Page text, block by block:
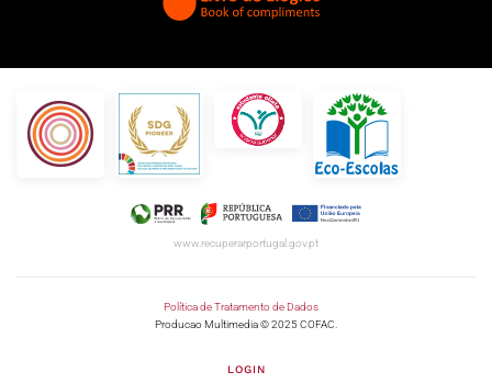
www.recuperarportugal.gov.pt
Política de Tratamento de Dados
Producao Multimedia © 2025 COFAC.
LOGIN